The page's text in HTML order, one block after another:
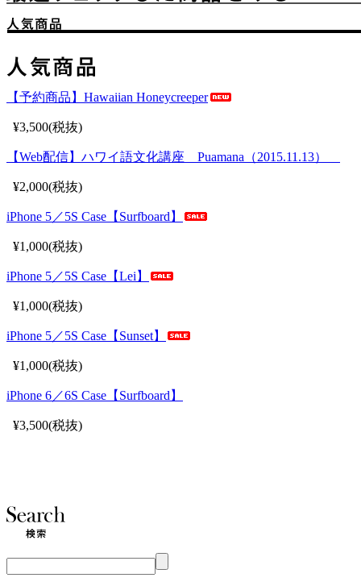
【予約商品】Hawaiian Honeycreeper
¥3,500(税抜)
【Web配信】ハワイ語文化講座 Puamana（2015.11.13）
¥2,000(税抜)
iPhone 5／5S Case【Surfboard】
¥1,000(税抜)
iPhone 5／5S Case【Lei】
¥1,000(税抜)
iPhone 5／5S Case【Sunset】
¥1,000(税抜)
iPhone 6／6S Case【Surfboard】
¥3,500(税抜)